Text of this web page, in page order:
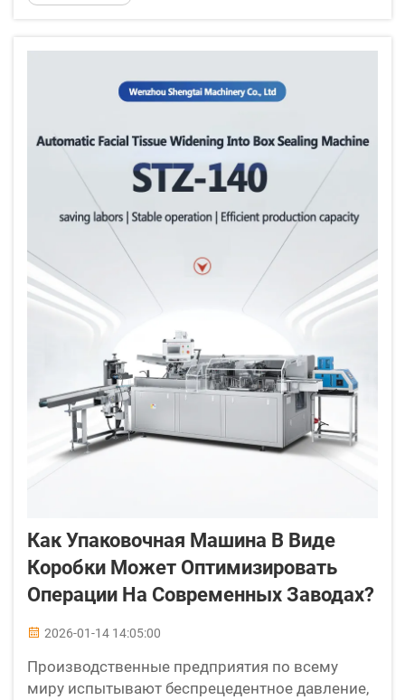
оптимизации операций и сокращения
машина представляет собой одно из таких
Как Упаковочная Машина В Виде
Коробки Может Оптимизировать
Операции На Современных Заводах?
2026-01-14 14:05:00
Производственные предприятия по всему
миру испытывают беспрецедентное давление,